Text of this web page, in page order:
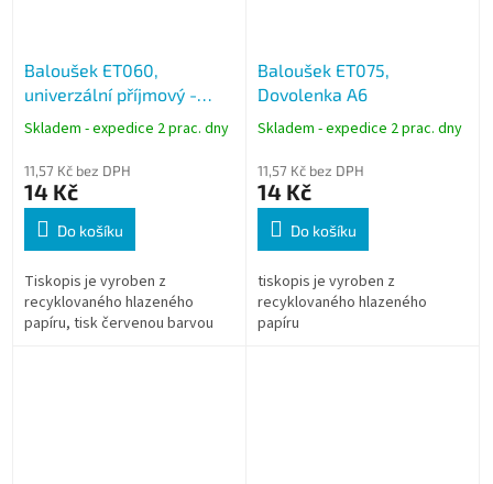
Baloušek ET060,
univerzální příjmový -
výdajový pokladní doklad
Skladem - expedice 2 prac. dny
11,57 Kč bez DPH
14 Kč
Do košíku
Tiskopis je vyroben z
recyklovaného hlazeného
papíru, tisk červenou barvou
Baloušek ET075,
Dovolenka A6
Skladem - expedice 2 prac. dny
11,57 Kč bez DPH
14 Kč
Do košíku
tiskopis je vyroben z
recyklovaného hlazeného
papíru